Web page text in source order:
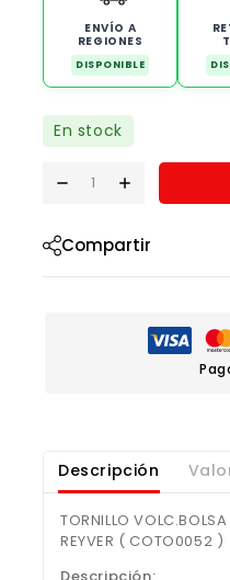
ENVÍO A
REGIONES
DISPONIBLE
En stock
Compartir
Descripción
TORNILLO
REYVER ( COTO0052 )